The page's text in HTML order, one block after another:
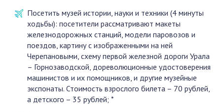
Посетить музей истории, науки и техники (4 минуты
ходьбы): посетители рассматривают макеты
железнодорожных станций, модели паровозов и
поездов, картину с изображенными на ней
Черепановыми, схему первой железной дороги Урала
– Горнозаводской, дореволюционные удостоверения
машинистов и их помощников, и другие музейные
экспонаты. Стоимость взрослого билета – 70 рублей,
а детского – 35 рублей; *